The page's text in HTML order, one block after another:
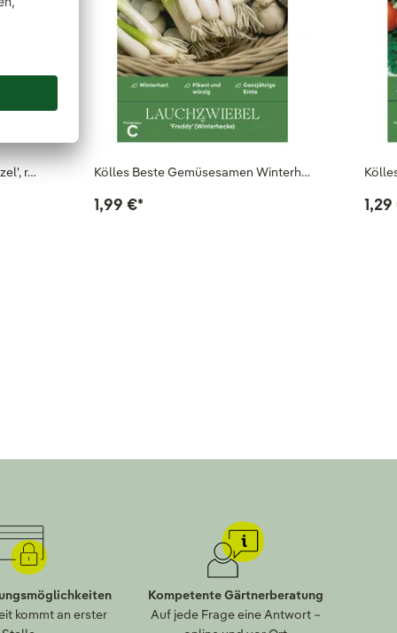
r… Kölles Beste Gemüsesamen Winterh…
1,99 €*
kommt an erster
Kompetente Gärtnerberatung
Auf jede Frage eine Antwort –